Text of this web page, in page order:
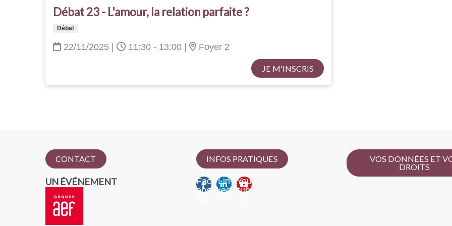
Débat 23 - L'amour, la relation parfaite ?
Débat
22/11/2025 11:30 - 13:00 Foyer 2
JE M'INSCRIS
CONTACT INFOS PRATIQUES
VOS DONNÉES ET
DROITS
UN ÉVÉNEMENT
Fac
ebo
Lin
ked
You
tub